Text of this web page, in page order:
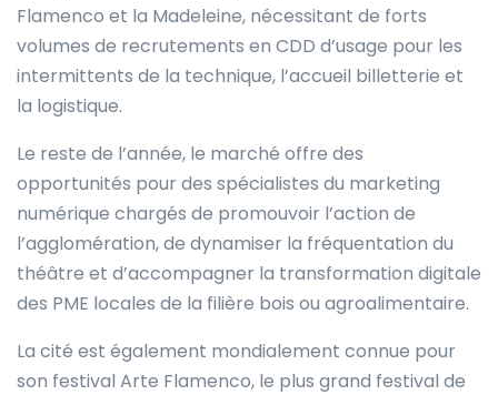
Flamenco et la Madeleine, nécessitant de forts
volumes de recrutements en CDD d’usage pour les
intermittents de la technique, l’accueil billetterie et
la logistique.
Le reste de l’année, le marché offre des
opportunités pour des spécialistes du marketing
numérique chargés de promouvoir l’action de
l’agglomération, de dynamiser la fréquentation du
théâtre et d’accompagner la transformation digitale
des PME locales de la filière bois ou agroalimentaire.
La cité est également mondialement connue pour
son festival Arte Flamenco, le plus grand festival de